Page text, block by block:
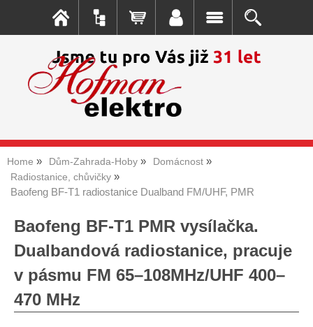
Home Dům-Zahrada-Hoby
Domácnost
Radiostanice, chůvičky
Baofeng BF-T1 radiostanice Dualband FM/UHF, PMR
Baofeng BF-T1 PMR vysílačka.
Dualbandová radiostanice, pracuje
v pásmu FM 65–108MHz/UHF 400–
470 MHz